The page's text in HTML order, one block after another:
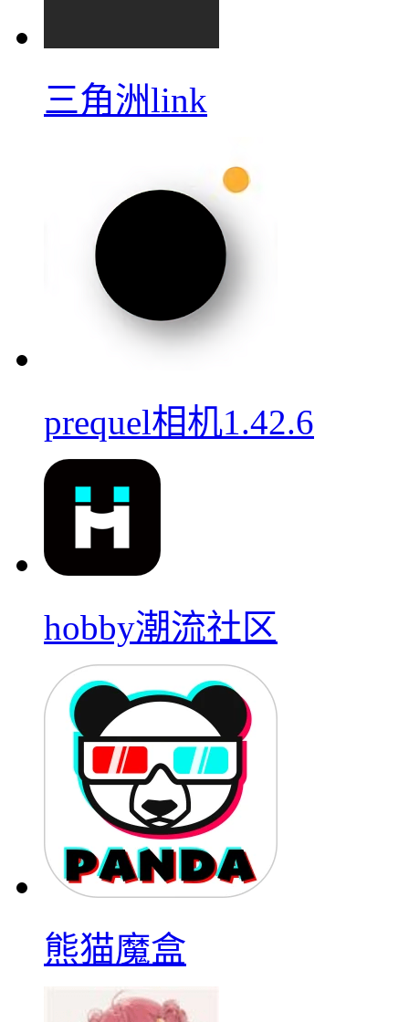
三角洲link
prequel相机1.42.6
hobby潮流社区
熊猫魔盒